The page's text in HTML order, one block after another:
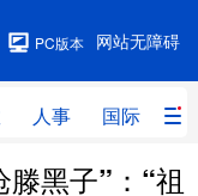
网站无障碍
PC版本
人事 国际 财
人事
黑子”：“祖